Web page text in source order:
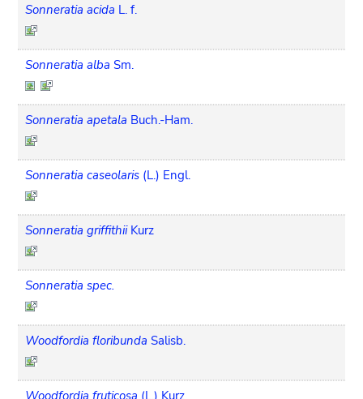
Sonneratia acida L. f.
Sonneratia alba Sm.
Sonneratia apetala Buch.-Ham.
Sonneratia caseolaris (L.) Engl.
Sonneratia griffithii Kurz
Sonneratia spec.
Woodfordia floribunda Salisb.
Woodfordia fruticosa (L.) Kurz